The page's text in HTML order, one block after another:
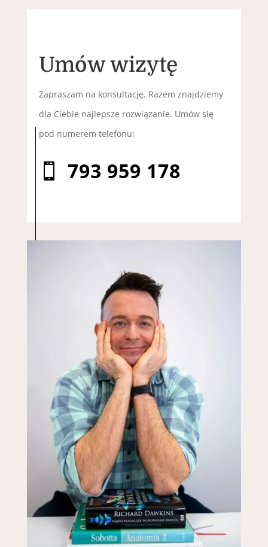
Umów wizytę
Zapraszam na konsultację. Razem znajdziemy
dla Ciebie najlepsze rozwiązanie. Umów się
pod numerem telefonu:
 793 959 178